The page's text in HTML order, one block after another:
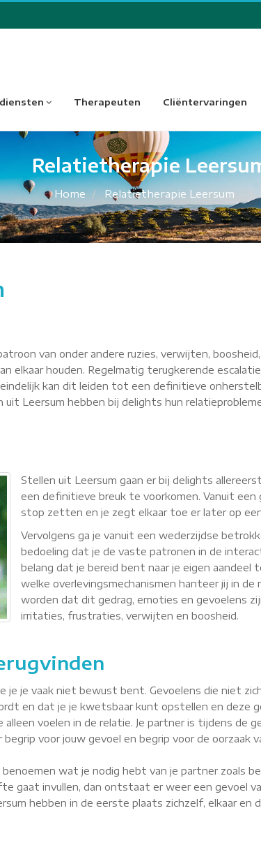
Therapeuten Cliëntervaringen
Relatietherapie
Home Relatietherapie Leersum
van onder andere ruzies, verwijten,
elkaar houden. Regelmatig terugkerende
kan dit leiden tot een definitieve
Leersum hebben bij delights hun
Stellen uit Leersum gaan er bij delights
een definitieve breuk te voorkomen. Vanuit
stop zetten en je zegt elkaar toe er later op
Vervolgens ga je vanuit een wederzijdse
bedoeling dat je de vaste patronen in de
belang dat je bereid bent naar je eigen
welke overlevingsmechanismen hanteer jij in
worden dat dit gedrag, emoties en gevoelens
irritaties, frustraties, verwijten en boosheid.
je je vaak niet bewust bent. Gevoelens die niet
en dat je je kwetsbaar kunt opstellen en deze
voelen in de relatie. Je partner is tijdens de
voor jouw gevoel en begrip voor de oorzaak
wat je nodig hebt van je partner zoals
gaat invullen, dan ontstaat er weer een gevoel
hebben in de eerste plaats zichzelf, elkaar